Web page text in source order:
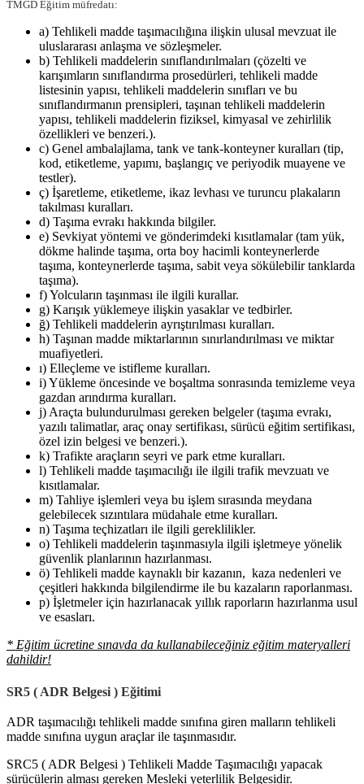
TMGD Eğitim müfredatı:
a) Tehlikeli madde taşımacılığına ilişkin ulusal mevzuat ile
uluslararası anlaşma ve sözleşmeler.
b) Tehlikeli maddelerin sınıflandırılmaları (çözelti ve
karışımların sınıflandırma prosedürleri, tehlikeli madde
listesinin yapısı, tehlikeli maddelerin sınıfları ve bu
sınıflandırmanın prensipleri, taşınan tehlikeli maddelerin
yapısı, tehlikeli maddelerin fiziksel, kimyasal ve zehirlilik
özellikleri ve benzeri.).
c) Genel ambalajlama, tank ve tank-konteyner kuralları (tip,
kod, etiketleme, yapımı, başlangıç ve periyodik muayene ve
testler).
ç) İşaretleme, etiketleme, ikaz levhası ve turuncu plakaların
takılması kuralları.
d) Taşıma evrakı hakkında bilgiler.
e) Sevkiyat yöntemi ve gönderimdeki kısıtlamalar (tam yük,
dökme halinde taşıma, orta boy hacimli konteynerlerde
taşıma, konteynerlerde taşıma, sabit veya sökülebilir tanklarda
taşıma).
f) Yolcuların taşınması ile ilgili kurallar.
g) Karışık yüklemeye ilişkin yasaklar ve tedbirler.
ğ) Tehlikeli maddelerin ayrıştırılması kuralları.
h) Taşınan madde miktarlarının sınırlandırılması ve miktar
muafiyetleri.
ı) Elleçleme ve istifleme kuralları.
i) Yükleme öncesinde ve boşaltma sonrasında temizleme veya
gazdan arındırma kuralları.
j) Araçta bulundurulması gereken belgeler (taşıma evrakı,
yazılı talimatlar, araç onay sertifikası, sürücü eğitim sertifikası,
özel izin belgesi ve benzeri.).
k) Trafikte araçların seyri ve park etme kuralları.
l) Tehlikeli madde taşımacılığı ile ilgili trafik mevzuatı ve
kısıtlamalar.
m) Tahliye işlemleri veya bu işlem sırasında meydana
gelebilecek sızıntılara müdahale etme kuralları.
n) Taşıma teçhizatları ile ilgili gereklilikler.
o) Tehlikeli maddelerin taşınmasıyla ilgili işletmeye yönelik
güvenlik planlarının hazırlanması.
ö) Tehlikeli madde kaynaklı bir kazanın, kaza nedenleri ve
çeşitleri hakkında bilgilendirme ile bu kazaların raporlanması.
p) İşletmeler için hazırlanacak yıllık raporların hazırlanma usul
ve esasları.
* Eğitim ücretine sınavda da kullanabileceğiniz eğitim materyalleri
dahildir!
SR5 ( ADR Belgesi ) Eğitimi
ADR taşımacılığı tehlikeli madde sınıfına giren malların tehlikeli
madde sınıfına uygun araçlar ile taşınmasıdır.
SRC5 ( ADR Belgesi ) Tehlikeli Madde Taşımacılığı yapacak
sürücülerin alması gereken Mesleki yeterlilik Belgesidir.